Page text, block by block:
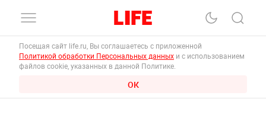
Посещая сайт life.ru, Вы соглашаетесь с приложенной
Политикой обработки Персональных данных и с использованием
файлов cookie, указанных в данной Политике.
ОК